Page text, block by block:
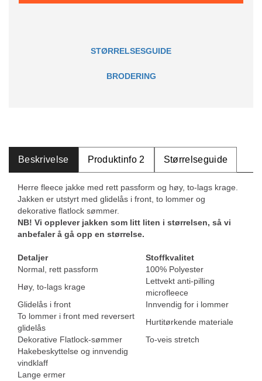
STØRRELSESGUIDE
BRODERING
Beskrivelse Produktinfo 2 Størrelseguide
Herre fleece jakke med rett passform og høy, to-lags krage.
Jakken er utstyrt med glidelås i front, to lommer og
dekorative flatlock sømmer.
NB! Vi opplever jakken som litt liten i størrelsen, så vi
anbefaler å gå opp en størrelse.
Detaljer
Stoffkvalitet
Normal, rett passform
100% Polyester
Høy, to-lags krage
Lettvekt anti-pilling
microfleece
Glidelås i front
Innvendig for i lommer
To lommer i front med reversert
glidelås
Hurtitørkende materiale
Dekorative Flatlock-sømmer
To-veis stretch
Hakebeskyttelse og innvendig
vindklaff
Lange ermer